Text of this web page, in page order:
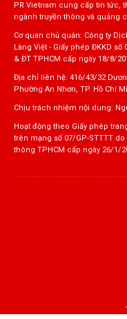
PR Vietnam cung cấp tin tức,
ngành truyền thông và quảng
Cơ quan chủ quản: Công ty
Làng Việt - Giấy phép ĐKKD số
& ĐT TPHCM cấp ngày 18/8/
Địa chỉ liên hệ: 416/43/32
Phường An Nhơn, TP. Hồ Chí
Chịu trách nhiệm nội dung:
Hoạt động theo Giấy phép
trên mạng số 07/GP-STTTT
thông TPHCM cấp ngày 26/1/